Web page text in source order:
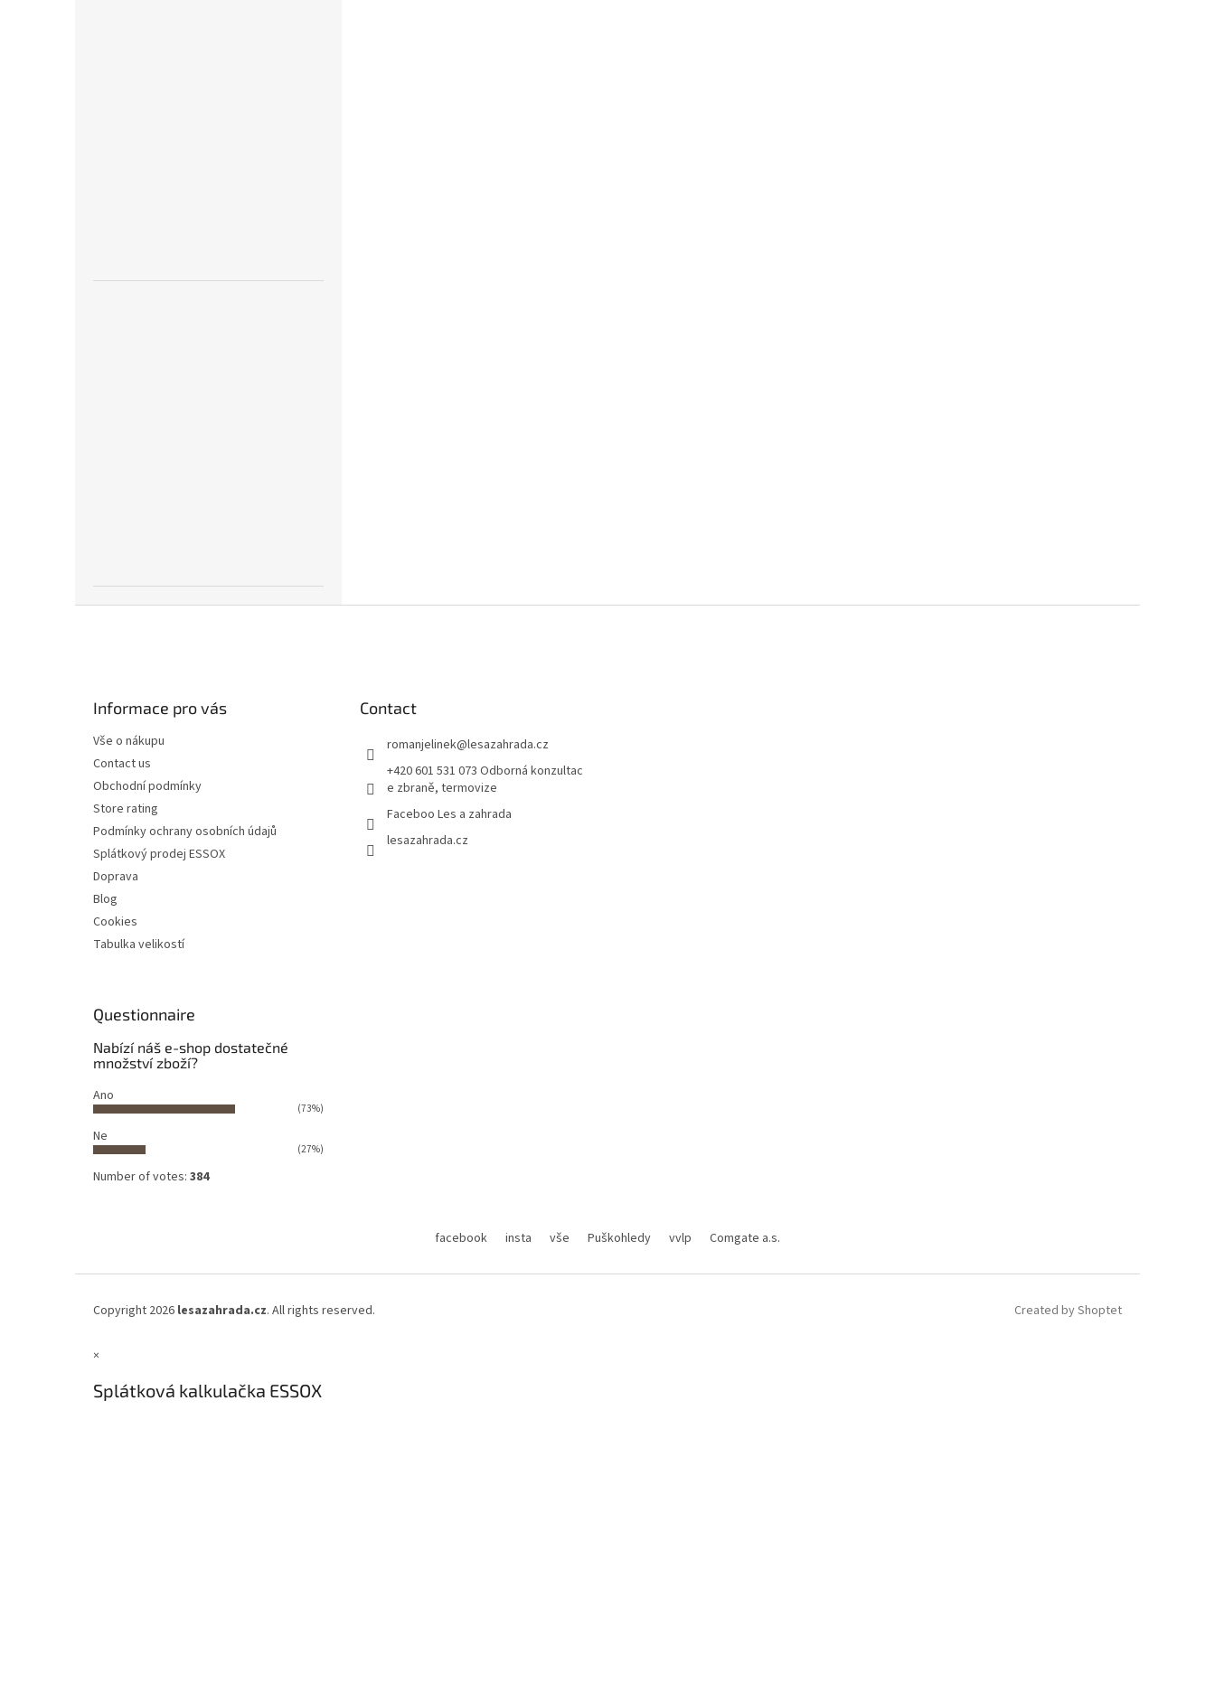
Informace pro vás
Vše o nákupu
Contact us
Obchodní podmínky
Store rating
Podmínky ochrany osobních údajů
Splátkový prodej ESSOX
Doprava
Blog
Cookies
Tabulka velikostí
Contact
romanjelinek@lesazahrada.cz
+420 601 531 073 Odborná konzultac
e zbraně, termovize
Faceboo Les a zahrada
lesazahrada.cz
Questionnaire
Nabízí náš e-shop dostatečné
množství zboží?
Ano
(73%)
Ne
(27%)
Number of votes: 384
facebook insta vše Puškohledy vvlp Comgate a.s.
Created by Shoptet
Copyright 2026 lesazahrada.cz. All rights reserved.
×
Splátková kalkulačka ESSOX